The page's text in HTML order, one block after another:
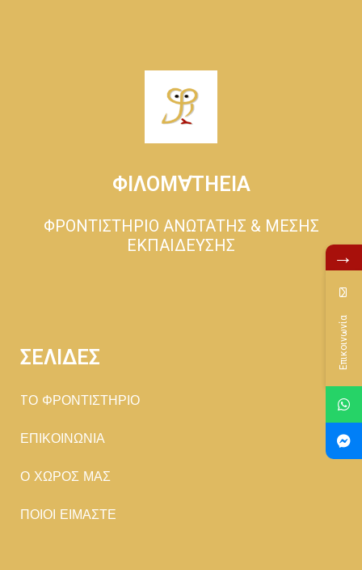
ΦΙΛΟΜ∀ΤΗΕΙΑ
ΦΡΟΝΤΙΣΤΗΡΙΟ ΑΝΩΤΑΤΗΣ & ΜΕΣΗΣ
ΕΚΠΑΙΔΕΥΣΗΣ
ΣΕΛΙΔΕΣ
TΟ ΦΡΟΝΤΙΣΤΗΡΙΟ
ΕΠΙΚΟΙΝΩΝΙΑ
Ο ΧΩΡΟΣ ΜΑΣ
ΠΟΙΟΙ ΕΙΜΑΣΤΕ
→
Επικοινωνία